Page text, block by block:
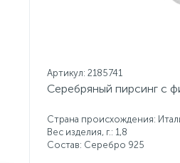
Артикул: 2185741
Серебряный пирсинг с
Страна происхождения:
Вес изделия, г.: 1,8
Состав: Серебро 925